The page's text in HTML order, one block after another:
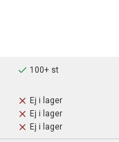
100+ st
Ej i lager
Ej i lager
Ej i lager